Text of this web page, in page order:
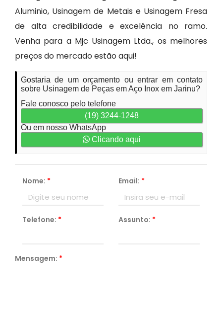
Aluminio, Usinagem de Metais e Usinagem Fresa
de alta credibilidade e excelência no ramo.
Venha para a Mjc Usinagem Ltda., os melhores
preços do mercado estão aqui!
Gostaria de um orçamento ou entrar em contato
sobre Usinagem de Peças em Aço Inox em Jarinu?
Fale conosco pelo telefone
(19) 3244-1248
Ou em nosso WhatsApp
Clicando aqui
Nome: * Email: *
Telefone: * Assunto: *
Mensagem: *